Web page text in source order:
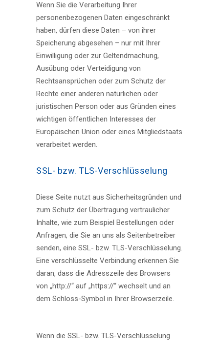
Wenn Sie die Verarbeitung Ihrer
personenbezogenen Daten eingeschränkt
haben, dürfen diese Daten – von ihrer
Speicherung abgesehen – nur mit Ihrer
Einwilligung oder zur Geltendmachung,
Ausübung oder Verteidigung von
Rechtsansprüchen oder zum Schutz der
Rechte einer anderen natürlichen oder
juristischen Person oder aus Gründen eines
wichtigen öffentlichen Interesses der
Europäischen Union oder eines Mitgliedstaats
verarbeitet werden.
SSL- bzw. TLS-Verschlüsselung
Diese Seite nutzt aus Sicherheitsgründen und
zum Schutz der Übertragung vertraulicher
Inhalte, wie zum Beispiel Bestellungen oder
Anfragen, die Sie an uns als Seitenbetreiber
senden, eine SSL- bzw. TLS-Verschlüsselung.
Eine verschlüsselte Verbindung erkennen Sie
daran, dass die Adresszeile des Browsers
von „http://“ auf „https://“ wechselt und an
dem Schloss-Symbol in Ihrer Browserzeile.
Wenn die SSL- bzw. TLS-Verschlüsselung